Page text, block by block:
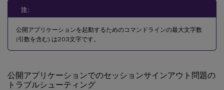
注:
公開アプリケーションを起動するためのコマンドラインの最大文字数
(引数を含む) は203文字です。
公開アプリケーションでのセッションサインアウト問題の
トラブルシューティング